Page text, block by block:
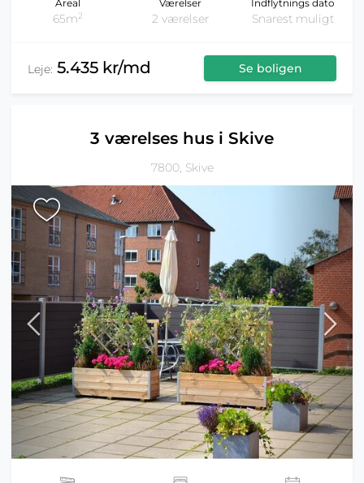
Areal
65m2
Værelser
2 værelser
Indflytnings dato
Snarest muligt
Leje: 5.435 kr/md Se boligen
3 værelses hus i Skive
7800, Skive